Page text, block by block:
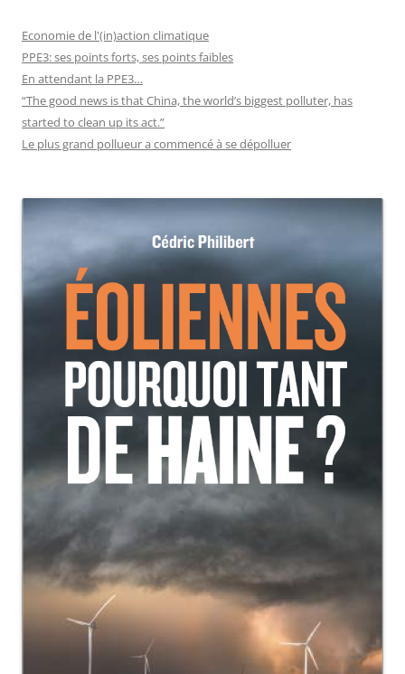
Economie de l'(in)action climatique
PPE3: ses points forts, ses points faibles
En attendant la PPE3…
“The good news is that China, the world’s biggest polluter, has
started to clean up its act.”
Le plus grand pollueur a commencé à se dépolluer